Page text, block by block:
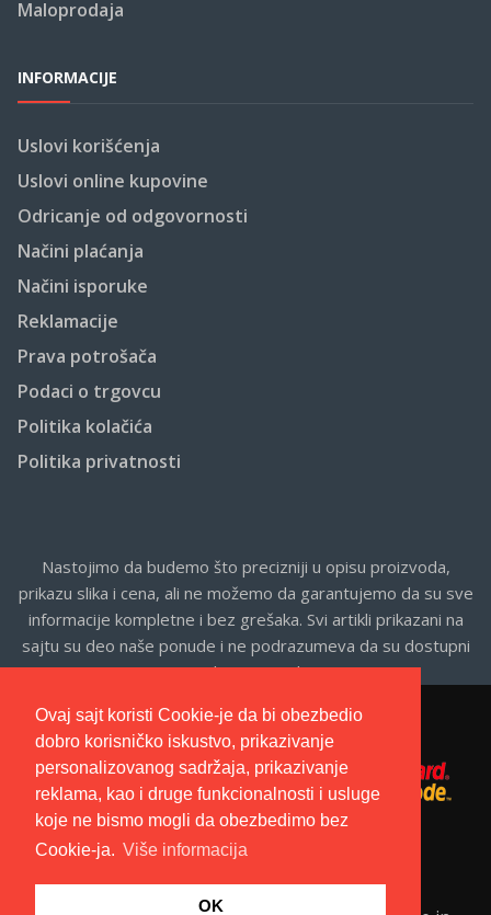
Ovaj sajt koristi Cookie-je da bi obezbedio
dobro korisničko iskustvo, prikazivanje
personalizovanog sadržaja, prikazivanje
reklama, kao i druge funkcionalnosti i usluge
koje ne bismo mogli da obezbedimo bez
Cookie-ja. Više informacija
OK
Maloprodaja
INFORMACIJE
Uslovi korišćenja
Uslovi online kupovine
Odricanje od odgovornosti
Načini plaćanja
Načini isporuke
Reklamacije
Prava potrošača
Podaci o trgovcu
Politika kolačića
Politika privatnosti
Nastojimo da budemo što precizniji u opisu proizvoda,
prikazu slika i cena, ali ne možemo da garantujemo da su sve
informacije kompletne i bez grešaka. Svi artikli prikazani na
sajtu su deo naše ponude i ne podrazumeva da su dostupni
u svakom trenutku.